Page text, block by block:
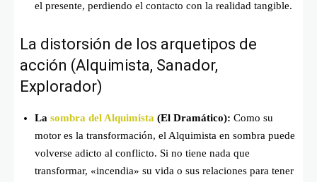
el presente, perdiendo el contacto con la realidad tangible.
La distorsión de los arquetipos de
acción (Alquimista, Sanador,
Explorador)
La sombra del Alquimista (El Dramático): Como su
motor es la transformación, el Alquimista en sombra puede
volverse adicto al conflicto. Si no tiene nada que
transformar, «incendia» su vida o sus relaciones para tener